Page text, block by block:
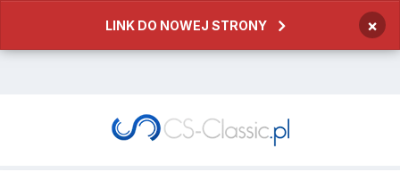
LINK DO NOWEJ STRONY ×